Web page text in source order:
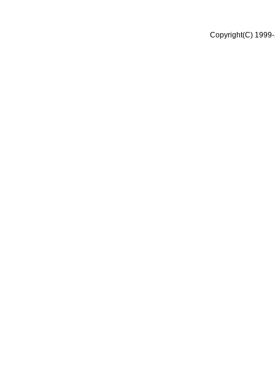
Copyright(C)